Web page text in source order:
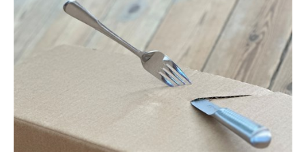
Deltag i et online infomøde om ansøgningsprocessen den 23.
juni 2026 fra klokken 18-19.